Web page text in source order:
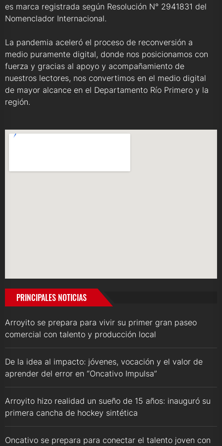
es marca registrada según Resolución N° 2941831 del
Nomenclador Internacional.
La pandemia aceleró el proceso de reconversión a
medio puramente digital, donde nos posicionamos con
fuerza y gracias al apoyo y acompañamiento de
nuestros lectores, nos convertimos en el medio digital
de mayor alcance en el Departamento Río Primero y la
región.
PRINCIPALES NOTICIAS
Arroyito se prepara para vivir su primer gran paseo
comercial con talento y producción local
De la idea al impacto: jóvenes, vocación y el valor de
aprender del error en “Oncativo Impulsa”
Arroyito hizo realidad un sueño de 15 años: inauguró su
primera cancha de hockey sintética
Oncativo se prepara para conectar el talento joven con